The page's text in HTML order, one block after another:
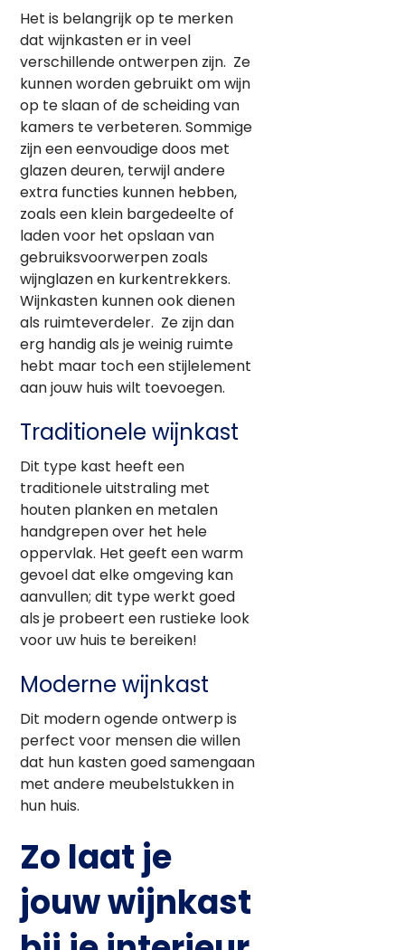
Het is belangrijk op te merken
dat wijnkasten er in veel
verschillende ontwerpen zijn. Ze
kunnen worden gebruikt om wijn
op te slaan of de scheiding van
kamers te verbeteren. Sommige
zijn een eenvoudige doos met
glazen deuren, terwijl andere
extra functies kunnen hebben,
zoals een klein bargedeelte of
laden voor het opslaan van
gebruiksvoorwerpen zoals
wijnglazen en kurkentrekkers.
Wijnkasten kunnen ook dienen
als ruimteverdeler. Ze zijn dan
erg handig als je weinig ruimte
hebt maar toch een stijlelement
aan jouw huis wilt toevoegen.
Traditionele wijnkast
Dit type kast heeft een
traditionele uitstraling met
houten planken en metalen
handgrepen over het hele
oppervlak. Het geeft een warm
gevoel dat elke omgeving kan
aanvullen; dit type werkt goed
als je probeert een rustieke look
voor uw huis te bereiken!
Moderne wijnkast
Dit modern ogende ontwerp is
perfect voor mensen die willen
dat hun kasten goed samengaan
met andere meubelstukken in
hun huis.
Zo laat je
jouw wijnkast